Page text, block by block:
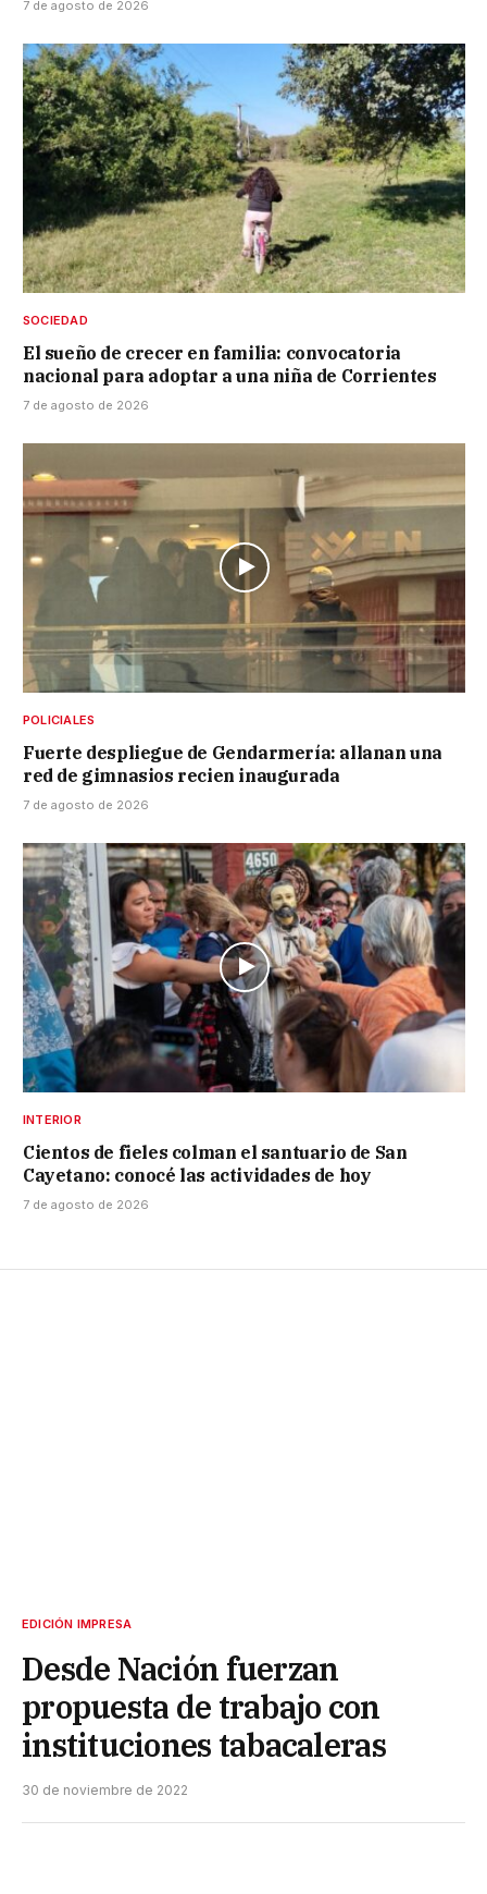
7 de agosto de 2026
SOCIEDAD
El sueño de crecer en familia: convocatoria
nacional para adoptar a una niña de Corrientes
7 de agosto de 2026
POLICIALES
Fuerte despliegue de Gendarmería: allanan una
red de gimnasios recien inaugurada
7 de agosto de 2026
INTERIOR
Cientos de fieles colman el santuario de San
Cayetano: conocé las actividades de hoy
7 de agosto de 2026
EDICIÓN IMPRESA
Desde Nación fuerzan
propuesta de trabajo con
instituciones tabacaleras
30 de noviembre de 2022